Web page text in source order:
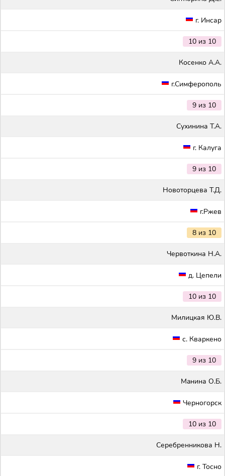
г. Инсар
10 из 10
Косенко А.А.
г.Симферополь
9 из 10
Сухинина Т.А.
г. Калуга
9 из 10
Новоторцева Т.Д.
г.Ржев
8 из 10
Червоткина Н.А.
д. Цепели
10 из 10
Милицкая Ю.В.
с. Кваркено
9 из 10
Maнина О.Б.
Черногорск
10 из 10
Серебренникова Н.
г. Тосно